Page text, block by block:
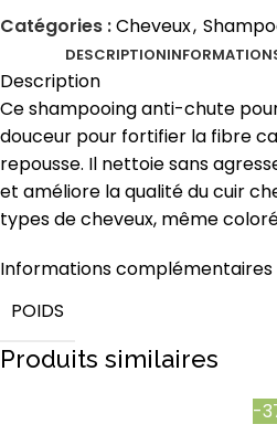
Catégories :Cheveux,
DESCRIPTION
Description
Ce shampooing anti-chute
douceur pour fortifier la fibre
repousse. Il nettoie sans
et améliore la qualité du cuir
types de cheveux, même
Informations complémentaires
POIDS
Produits similaires
-